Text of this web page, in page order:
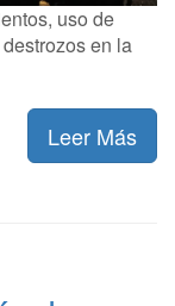
uso de
en la
Leer Más